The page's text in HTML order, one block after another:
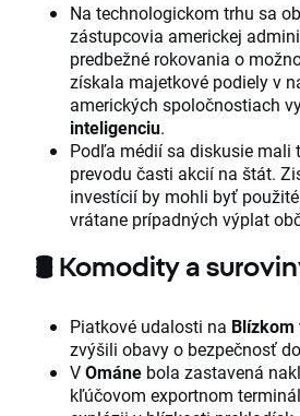
Na technologickom trhu sa
zástupcovia americkej
predbežné rokovania o
získala majetkové podiely v
amerických spoločnostiach
inteligenciu.
Podľa médií sa diskusie mali
prevodu časti akcií na štát.
investícií by mohli byť
vrátane prípadných výplat
🛢️ Komodity a
Piatkové udalosti na Blízkom
zvýšili obavy o bezpečnosť
VOmáne bola zastavená
kľúčovom exportnom